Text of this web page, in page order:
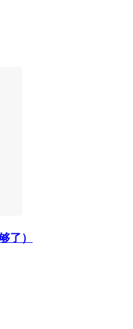
了）